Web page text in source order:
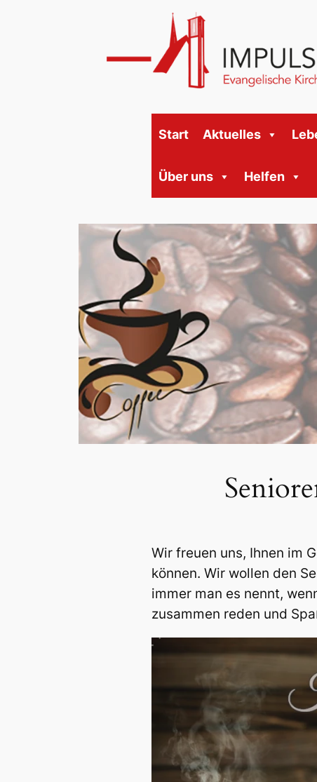
Start Aktuelles
Über uns Helfen
Wir freuen uns, Ihnen im
können. Wir wollen den
immer man es nennt,
zusammen reden und